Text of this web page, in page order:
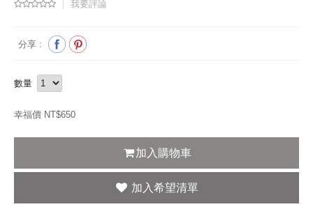
我要評論
分享 :
數量
幸福價 NT$650
加入購物車